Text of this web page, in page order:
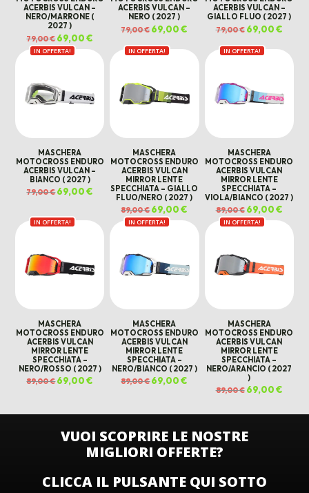
ACERBIS VULCAN –
NERO/MARRONE (
2027 )
79,00€Il
prezzo
originale
era:
69,00€
attuale
è:
69,00 €.
ACERBIS VULCAN –
NERO ( 2027 )
79,00€Il
prezzo
era:
79,00 €.
69,00€
è:
69,00 €.
ACERBIS VULCAN –
GIALLO FLUO ( 2027 )
79,00€ Il
prezzo
era:
79,00 €.
69,00€Il
è:
69,00
IN OFFERTA!
MASCHERA
MOTOCROSS ENDURO
ACERBIS VULCAN –
BIANCO ( 2027 )
79,00€Il
prezzo
79,00 €.
69,00€
prezzo
69,00 €.
IN OFFERTA!
MASCHERA
MOTOCROSS ENDURO
ACERBIS VULCAN
MIRROR LENTE
SPECCHIATA – GIALLO
FLUO/NERO ( 2027 )
89,00€Il
prezzo
originale
era:
69,00€
attuale
69,00 €.
IN OFFERTA!
MASCHERA
MOTOCROSS ENDURO
ACERBIS VULCAN
MIRROR LENTE
SPECCHIATA –
VIOLA/BIANCO ( 2027 )
89,00€ Il
prezzo
originale
era:
69,00€Il
69,00
IN OFFERTA!
MASCHERA
MOTOCROSS ENDURO
ACERBIS VULCAN
MIRROR LENTE
SPECCHIATA –
NERO/ROSSO ( 2027 )
89,00€Il
prezzo
69,00€
IN OFFERTA!
MASCHERA
MOTOCROSS ENDURO
ACERBIS VULCAN
MIRROR LENTE
SPECCHIATA –
NERO/BIANCO ( 2027 )
89,00€Il
prezzo
69,00€
attuale
IN OFFERTA!
MASCHERA
MOTOCROSS ENDURO
ACERBIS VULCAN
MIRROR LENTE
SPECCHIATA –
NERO/ARANCIO ( 2027
)
89,00€ Il
prezzo
89,00 €.
69,00€Il
69,00
VUOI SCOPRIRE LE NOSTRE
MIGLIORI OFFERTE?
CLICCA IL PULSANTE QUI SOTTO